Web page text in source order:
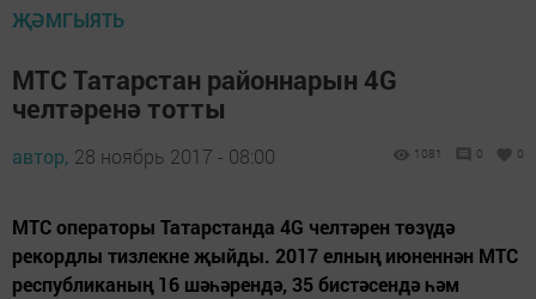
ҖӘМГЫЯТЬ
МТС Татарстан районнарын 4G
челтәренә тотты
автор, 28 ноябрь 2017 - 08:00 1081 0 0
МТС операторы Татарстанда 4G челтәрен төзүдә
рекордлы тизлекне җыйды. 2017 елның июненнән МТС
республиканың 16 шәһәрендә, 35 бистәсендә һәм